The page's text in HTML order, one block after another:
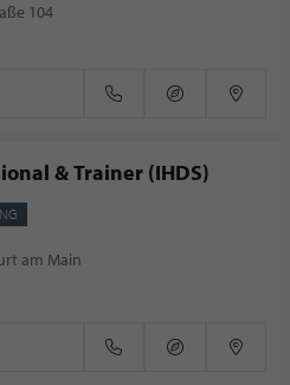
104
& Trainer (IHDS)
am Main